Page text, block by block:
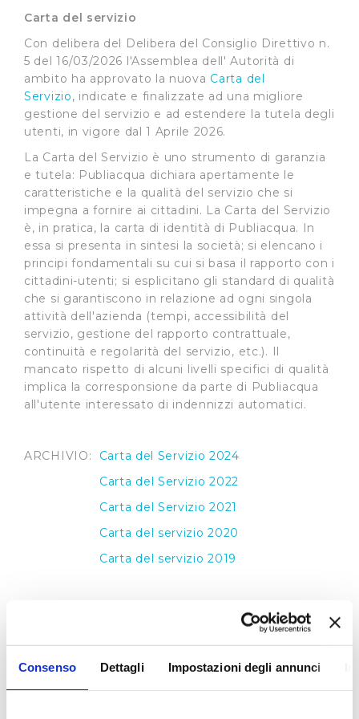
Consenso Dettagli Impostazioni degli annunci
Carta del servizio
Con delibera del Delibera del Consiglio Direttivo n.
5 del 16/03/2026 l'Assemblea dell' Autorità di
ambito ha approvato la nuova Carta del
Servizio, indicate e finalizzate ad una migliore
gestione del servizio e ad estendere la tutela degli
utenti, in vigore dal 1 Aprile 2026.
La Carta del Servizio è uno strumento di garanzia
e tutela: Publiacqua dichiara apertamente le
caratteristiche e la qualità del servizio che si
impegna a fornire ai cittadini. La Carta del Servizio
è, in pratica, la carta di identità di Publiacqua. In
essa si presenta in sintesi la società; si elencano i
principi fondamentali su cui si basa il rapporto con i
cittadini-utenti; si esplicitano gli standard di qualità
che si garantiscono in relazione ad ogni singola
attività dell'azienda (tempi, accessibilità del
servizio, gestione del rapporto contrattuale,
continuità e regolarità del servizio, etc.). Il
mancato rispetto di alcuni livelli specifici di qualità
implica la corresponsione da parte di Publiacqua
all'utente interessato di indennizzi automatici.
ARCHIVIO: Carta del Servizio 2024
Carta del Servizio 2022
Carta del Servizio 2021
Carta del servizio 2020
Carta del servizio 2019
Regolamento del Servizio Idrico Integrato
Il
Regolamento del Servizio Idrico Integrato
applicato da Publiacqua, recepisce le direttive